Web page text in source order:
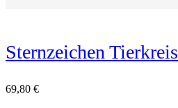
Sternzeichen
69,80 €